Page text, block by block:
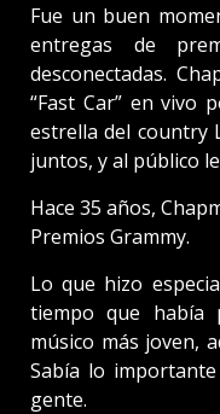
Fue un buen
entregas de
desconectadas.
“Fast Car” en vivo
estrella del country
juntos, y al público
Hace 35 años,
Premios Grammy.
Lo que hizo
tiempo que había
músico más joven,
Sabía lo
gente.